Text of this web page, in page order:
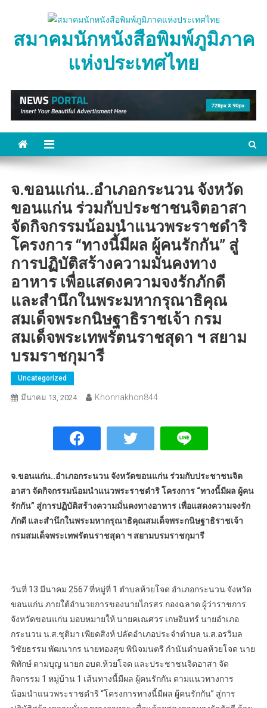
contentสมาคมนักหนังสือพิมพ์ภูมิภาค
แห่งประเทศไทย
จ.ขอนแก่น..อำเภอกระนวน จังหวัด
ขอนแก่น ร่วมกับประชาชนจิตอาสา
จัดกิจกรรมน้อมนำแนวพระราชดำริ
โครงการ “ทางนี้มีผล ผู้คนรักกัน” สู่
การปฏิบัติสร้างความมั่นคงทาง
อาหาร เพื่อแสดงความจงรักภักดี
และสำนึกในพระมหากรุณาธิคุณ
สมเด็จพระกนิษฐาธิราชเจ้า กรม
สมเด็จพระเทพรัตนราชสุดา ฯ สยาม
บรมราชกุมารี
Uncategorized
มีนาคม 13, 2024 Khonnakhon844
จ.ขอนแก่น..อำเภอกระนวน จังหวัดขอนแก่น ร่วมกับประชาชนจิต
อาสา จัดกิจกรรมน้อมนำแนวพระราชดำริ โครงการ “ทางนี้มีผล ผู้คน
รักกัน” สู่การปฏิบัติสร้างความมั่นคงทางอาหาร เพื่อแสดงความจงรัก
ภักดี และสำนึกในพระมหากรุณาธิคุณสมเด็จพระกนิษฐาธิราชเจ้า
กรมสมเด็จพระเทพรัตนราชสุดา ฯ สยามบรมราชกุมารี
วันที่ 13 มีนาคม 2567 ที่หมู่ที่ 1 ตำบลห้วยโจด อำเภอกระนวน จังหวัด
ขอนแก่น ภายใต้อำนวยการของนายไกรสร กองฉลาด ผู้ว่าราชการ
จังหวัดขอนแก่น มอบหมายให้ นายคเณศวร เกษอินทร์ นายอำเภอ
กระนวน น.ส.ชุติมา เพียดสิงห์ ปลัดอำเภอประจำตำบล น.ส.อรวิมล
วิชัยธรรม พัฒนากร นายทองสุข พินิจมนตรี กำนันตำบลห้วยโจด นาย
พิทักษ์ ตามบุญ นายก อบต.ห้วยโจด และประชาชนจิตอาสา จัด
กิจกรรม 1 หมู่บ้าน 1 เส้นทางนี้มีผล ผู้คนรักกัน ตามแนวทางการ
น้อมนำแนวพระราชดำริ “โครงการทางนี้มีผล ผู้คนรักกัน” สู่การ